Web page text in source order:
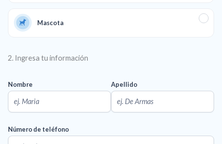
Mascota
2. Ingresa tu información
Nombre Apellido
Número de teléfono